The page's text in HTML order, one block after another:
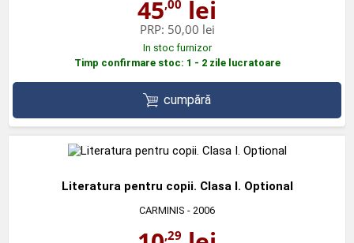
45,00 lei
PRP: 50,00 lei
In stoc furnizor
Timp confirmare stoc: 1 - 2 zile lucratoare
cumpără
Literatura pentru copii. Clasa I. Optional
CARMINIS - 2006
,29